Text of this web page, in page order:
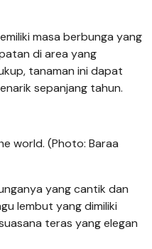
masa berbunga yang
di area yang
tanaman ini dapat
sepanjang tahun.
world. (Photo: Baraa
yang cantik dan
lembut yang dimiliki
teras yang elegan